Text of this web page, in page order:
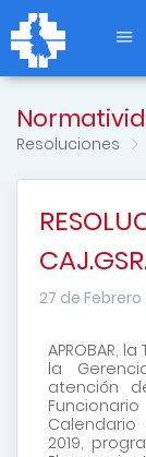
Resoluciones
27 de Febrero
APROBAR,
la
atención
2019,